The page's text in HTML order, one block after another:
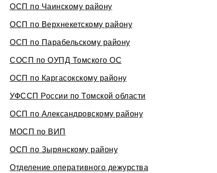
ОСП по Чаинскому району
ОСП по Верхнекетскому району
ОСП по Парабельскому району
СОСП по ОУПД Томского ОС
ОСП по Каргасокскому району
УФССП России по Томской области
ОСП по Александровскому району
МОСП по ВИП
ОСП по Зырянскому району
Отделение оперативного дежурства